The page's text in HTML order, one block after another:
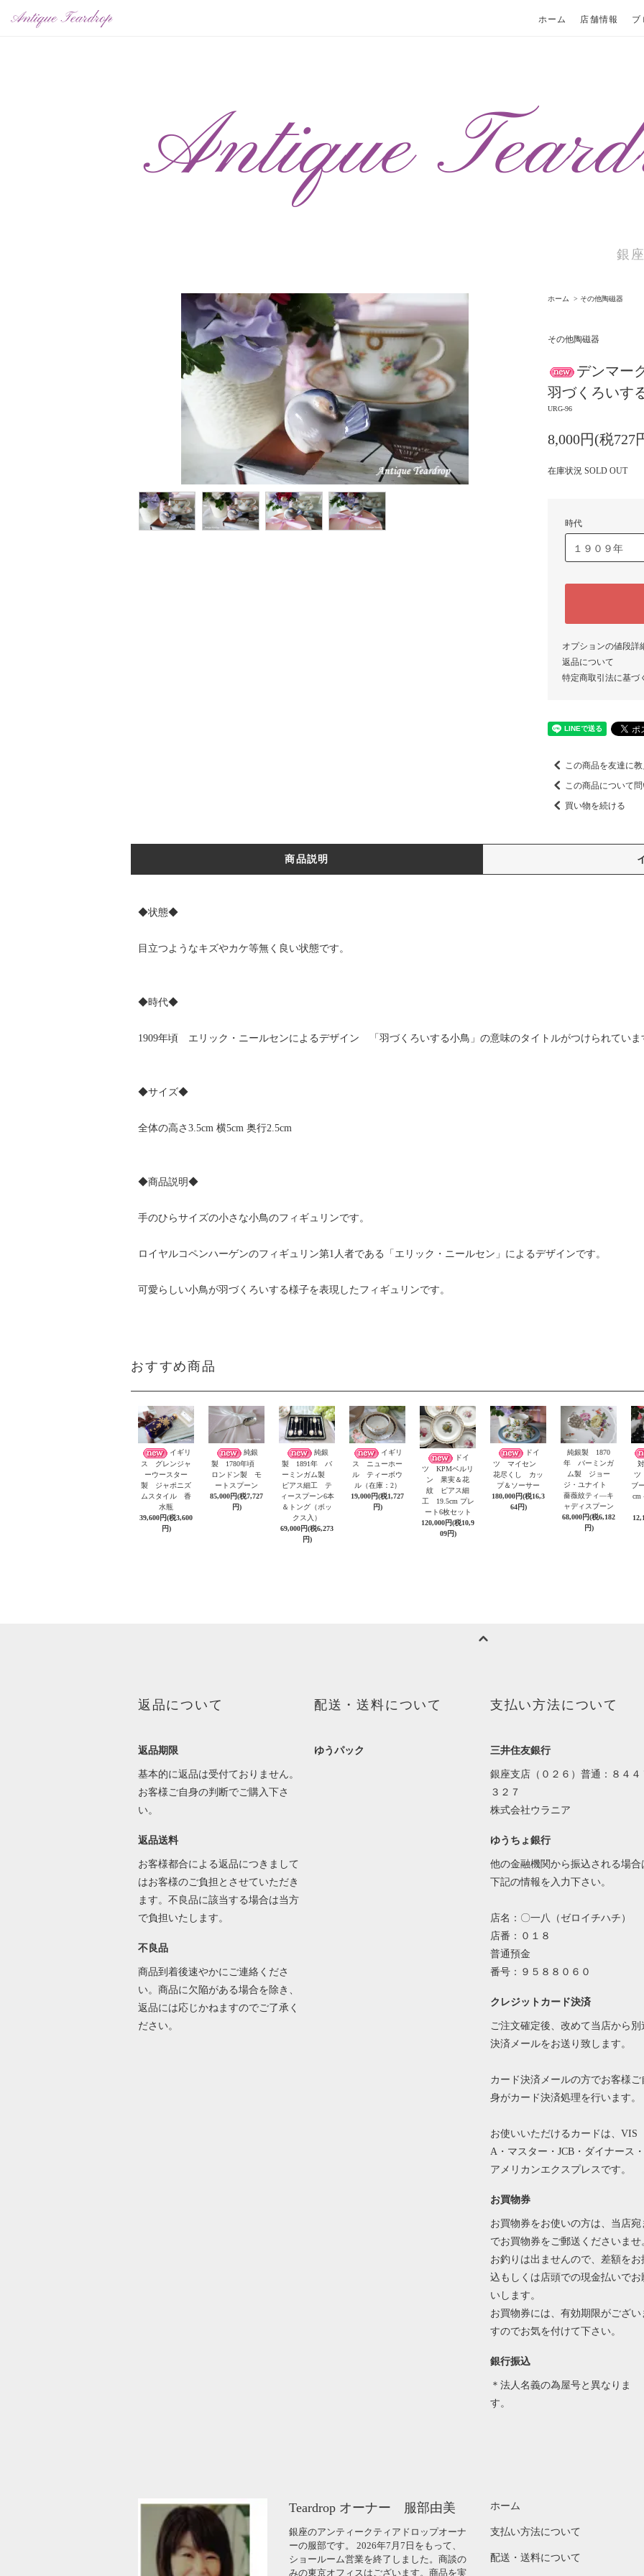
ホーム 店舗情報 ブ
銀
ホーム > その他陶磁器
その他陶磁器
デンマ
羽づくろいす
URG-96
8,000円(税727
在庫状況 SOLD OUT
時代
オプションの値段詳
返品について
特定商取引法に基づ
この商品を友達に
この商品について
買い物を続ける
商品説明
◆状態◆
目立つようなキズやカケ等無く良い状態です。
◆時代◆
1909年頃 エリック・ニールセンによるデザイン 「羽づくろいする小鳥」の意味のタイトルがつけられていま
◆サイズ◆
全体の高さ3.5cm 横5cm 奥行2.5cm
◆商品説明◆
手のひらサイズの小さな小鳥のフィギュリンです。
ロイヤルコペンハーゲンのフィギュリン第1人者である「エリック・ニールセン」によるデザインです。
可愛らしい小鳥が羽づくろいする様子を表現したフィギュリンです。
おすすめ商品
イギリ
ス グレンジャ
ーウースター
製 ジャポニズ
ムスタイル 香
水瓶
39,600円(税3,600
円)
純銀
製 1780年頃
ロンドン製 モ
ートスプーン
85,000円(税7,727
円)
純銀
製 1891年 バ
ーミンガム製
ピアス細工 テ
ィースプーン6本
＆トング（ボッ
クス入）
69,000円(税6,273
円)
イギリ
ス ニューホー
ル ティーボウ
ル（在庫：2）
19,000円(税1,727
円)
ドイ
ツ KPMベルリ
ン 果実＆花
紋 ピアス細
工 19.5cm プレ
ート6枚セット
120,000円(税10,9
09円)
ドイ
ツ マイセン
花尽くし カッ
プ＆ソーサー
180,000円(税16,3
64円)
純銀製 1870
年 バーミンガ
ム製 ジョー
ジ・ユナイト
薔薇紋ティ―キ
ャディスプーン
68,000円(税6,182
円)
ブ
cm
返品について
返品期限
基本的に返品は受付ておりません。
お客様ご自身の判断でご購入下さ
い。
返品送料
お客様都合による返品につきまして
はお客様のご負担とさせていただき
ます。不良品に該当する場合は当方
で負担いたします。
不良品
商品到着後速やかにご連絡くださ
い。商品に欠陥がある場合を除き、
返品には応じかねますのでご了承く
ださい。
配送・送料について
ゆうパック
支払い方法について
三井住友銀行
銀座支店（０２６）普通：８４４
３２７
株式会社ウラニア
ゆうちょ銀行
他の金融機関から振込される場合
下記の情報を入力下さい。
店名：〇一八（ゼロイチハチ）
店番：０１８
普通預金
番号：９５８８０６０
クレジットカード決済
ご注文確定後、改めて当店から別
決済メールをお送り致します。
カード決済メールの方でお客様ご
身がカード決済処理を行います。
お使いいただけるカードは、VIS
A・マスター・JCB・ダイナース・
アメリカンエクスプレスです。
お買物券
お買物券をお使いの方は、当店宛
でお買物券をご郵送くださいませ
お釣りは出ませんので、差額をお
込もしくは店頭での現金払いでお
いします。
お買物券には、有効期限がござい
すのでお気を付けて下さい。
銀行振込
＊法人名義の為屋号と異なりま
す。
Teardrop オーナー 服部由美
銀座のアンティークティアドロップオーナ
ーの服部です。 2026年7月7日をもって、
ショールーム営業を終了しました。商談の
みの東京オフィスはございます。商品を実
ホーム
支払い方法について
配送・送料について